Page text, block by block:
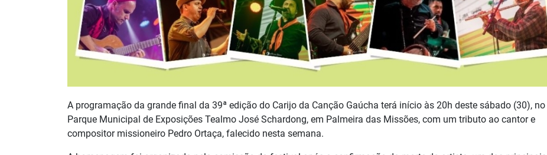
A programação da grande final da 39ª edição do Carijo da Canção Gaúcha terá início às 20h deste sábado (30), no
Parque Municipal de Exposições Tealmo José Schardong, em Palmeira das Missões, com um tributo ao cantor e
compositor missioneiro Pedro Ortaça, falecido nesta semana.